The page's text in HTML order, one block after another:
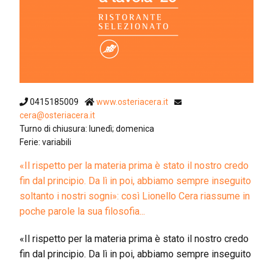
0415185009
www.osteriacera.it
cera@osteriacera.it
Turno di chiusura: lunedì; domenica
Ferie: variabili
«Il rispetto per la materia prima è stato il nostro credo
fin dal principio. Da lì in poi, abbiamo sempre inseguito
soltanto i nostri sogni»: così Lionello Cera riassume in
poche parole la sua filosofia...
«Il rispetto per la materia prima è stato il nostro credo
fin dal principio. Da lì in poi, abbiamo sempre inseguito